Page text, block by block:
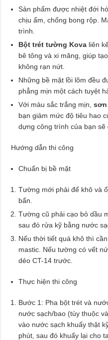
Sản phẩm được nhiệt đới
chịu ẩm, chống bong rộp.
trình.
Bột trét tường Kova liên
bê tông và xi măng, giúp
không rạn nứt.
Những bề mặt lồi lõm đều
phẳng mịn một cách tuyệt
Với màu sắc trắng mịn,sơn
bạn giảm mức độ tiêu hao
dựng công trình của bạn sẽ
Hướng dẫn thi công
Chuẩn bị bề mặt
Tường mới phải để khô và
bẩn.
Tường cũ phải cạo bỏ dầu
sau đó rửa kỹ bằng nước
Nếu thời tiết quá khô thì
mastic. Nếu tường có vết
dẻo CT-14 trước.
Thực hiện thi công
Bước 1: Pha bột trét và
nước sạch/bao (tùy thuộc
vào nước sạch khuấy thật
phút, sau đó khuấy lại cho